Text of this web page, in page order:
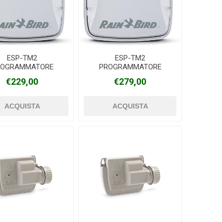
Silky Stocker Toro
ESP-TM2
SETTORI
€229,00
ESP-TM2
PROGRAMMATORE
SETTORI
€279,00